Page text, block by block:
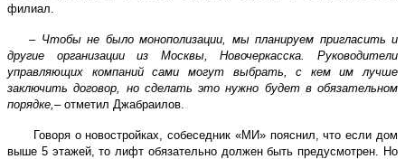
филиал.
–Чтобы не было монополизации, мы планируем пригласить и
другие организации из Москвы, Новочеркасска. Руководители
управляющих компаний сами могут выбрать, с кем им лучше
заключить договор, но сделать это нужно будет в обязательном
порядке, – отметил Джабраилов.
Говоря о новостройках, собеседник «МИ» пояснил, что если дом
выше 5 этажей, то лифт обязательно должен быть предусмотрен. Но